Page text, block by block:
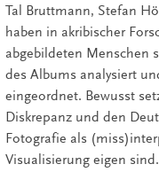
Tal Bruttmann, Stefan
haben in akribischer
abgebildeten Menschen
des Albums analysiert
eingeordnet. Bewusst
Diskrepanz und den
Fotografie als
Visualisierung eigen